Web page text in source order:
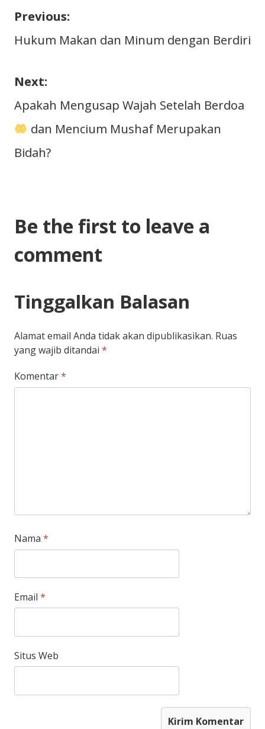
Navigasi
pos
Previous:
Hukum Makan dan Minum dengan Berdiri
Next:
Apakah Mengusap Wajah Setelah Berdoa
dan Mencium Mushaf Merupakan
Bidah?
Be the first to leave a
comment
Tinggalkan Balasan
Alamat email Anda tidak akan dipublikasikan. Ruas
yang wajib ditandai *
Komentar*
Nama *
Email *
Situs Web